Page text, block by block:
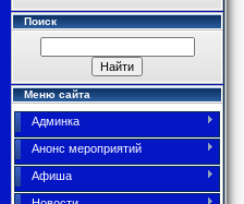
Поиск
Меню сайта
Админка
Анонс мероприятий
Афиша